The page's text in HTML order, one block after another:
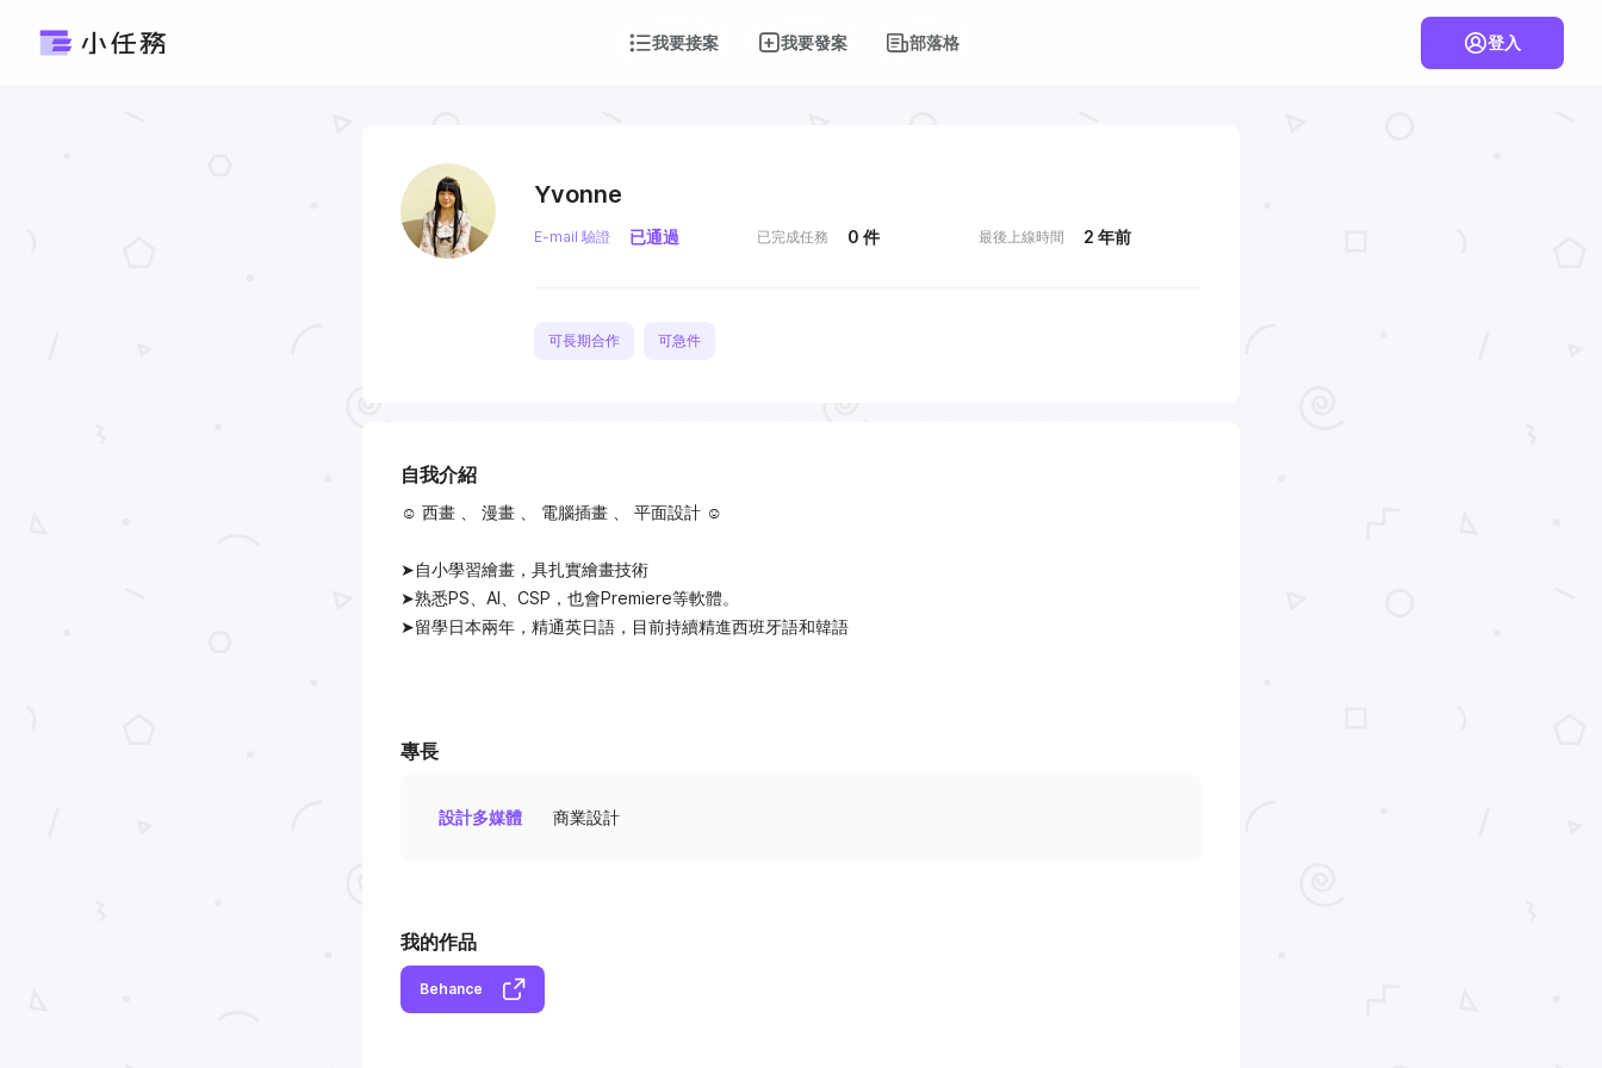
我要接案 我要發案 部落格 登入
Yvonne
E-mail 驗證 已通過 已完成任務 0 件 最後上線時間 2 年前
可長期合作 可急件
自我介紹
☺︎ 西畫 、 漫畫 、 電腦插畫 、 平面設計 ☺︎
➤自小學習繪畫，具扎實繪畫技術
➤熟悉PS、AI、CSP，也會Premiere等軟體。
➤留學日本兩年，精通英日語，目前持續精進西班牙語和韓語
專長
設計多媒體 商業設計
我的作品
Behance